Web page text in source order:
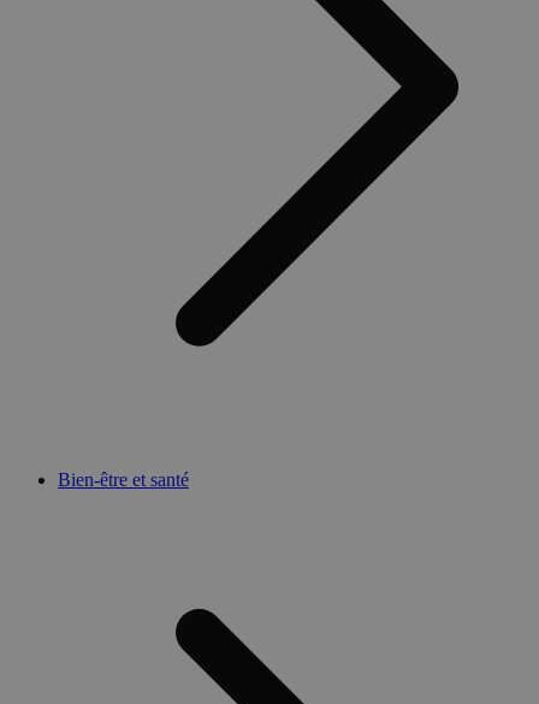
Bien-être et santé